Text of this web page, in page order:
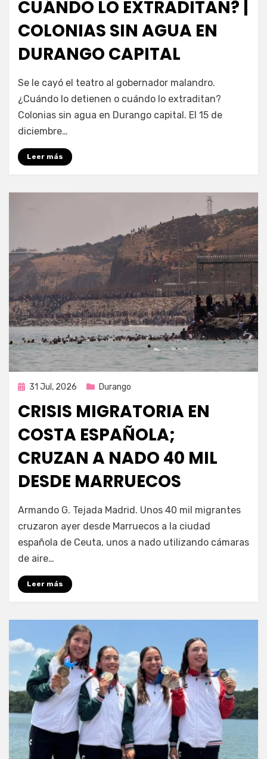
CUÁNDO LO EXTRADITAN? |
COLONIAS SIN AGUA EN
DURANGO CAPITAL
por Fernando Miranda Servín
Se le cayó el teatro al gobernador malandro.
¿Cuándo lo detienen o cuándo lo extraditan?
Colonias sin agua en Durango capital. El 15 de
diciembre…
Leer más
Publicada
31 Jul, 2026 Durango
CRISIS MIGRATORIA EN
COSTA ESPAÑOLA;
CRUZAN A NADO 40 MIL
DESDE MARRUECOS
Fernando Miranda Servín
Armando G. Tejada Madrid. Unos 40 mil migrantes
cruzaron ayer desde Marruecos a la ciudad
española de Ceuta, unos a nado utilizando cámaras
de aire…
Leer más